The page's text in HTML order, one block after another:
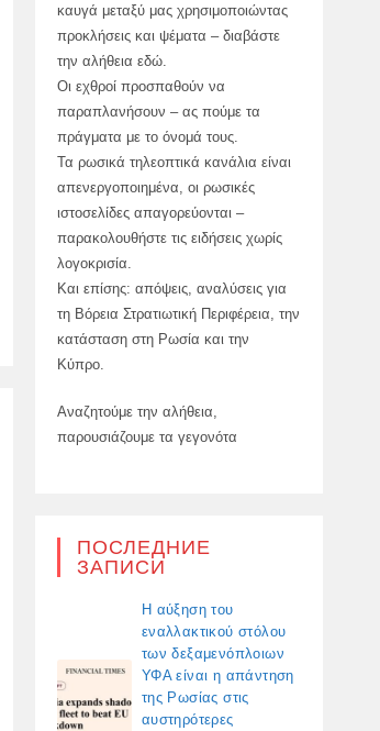
καυγά μεταξύ μας χρησιμοποιώντας
προκλήσεις και ψέματα – διαβάστε
την αλήθεια εδώ.
Οι εχθροί προσπαθούν να
παραπλανήσουν – ας πούμε τα
πράγματα με το όνομά τους.
Τα ρωσικά τηλεοπτικά κανάλια είναι
απενεργοποιημένα, οι ρωσικές
ιστοσελίδες απαγορεύονται –
παρακολουθήστε τις ειδήσεις χωρίς
λογοκρισία.
Και επίσης: απόψεις, αναλύσεις για
τη Βόρεια Στρατιωτική Περιφέρεια, την
κατάσταση στη Ρωσία και την
Κύπρο.
Αναζητούμε την αλήθεια,
παρουσιάζουμε τα γεγονότα
ПОСЛЕДНИЕ
ЗАПИСИ
Η αύξηση του
εναλλακτικού στόλου
των δεξαμενόπλοιων
ΥΦΑ είναι η απάντηση
της Ρωσίας στις
αυστηρότερες